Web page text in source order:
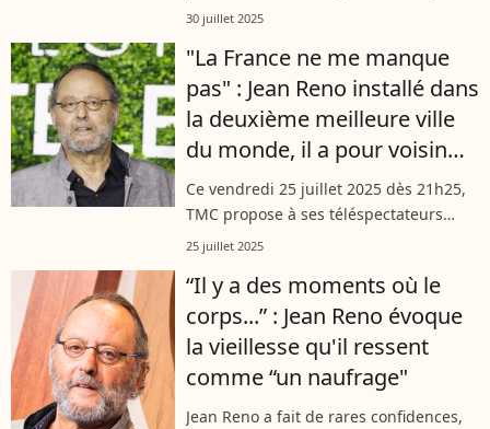
possède une maison et a même été élu
Reno reste un mystère pour bien...
30 juillet 2025
"La France ne me manque
pas" : Jean Reno installé dans
la deuxième meilleure ville
du monde, il a pour voisin
une autre star française
Ce vendredi 25 juillet 2025 dès 21h25,
TMC propose à ses téléspectateurs
"L'opération Corned Beef", film culte de
Reno. Figure phare du 7ème...
25 juillet 2025
“Il y a des moments où le
corps...” : Jean Reno évoque
la vieillesse qu'il ressent
comme “un naufrage"
Jean Reno a fait de rares confidences,